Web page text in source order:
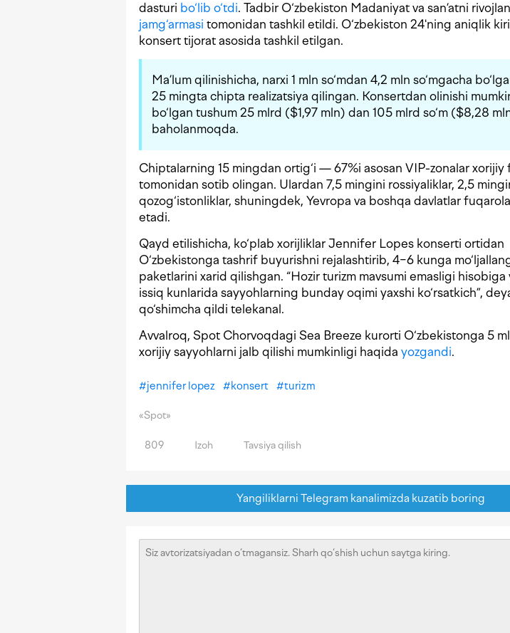
dasturi bo‘lib o‘tdi. Tadbir O‘zbekiston Madaniyat va san’atni
jamg‘armasi tomonidan tashkil etildi. O‘zbekiston 24'ning aniqlik
konsert tijorat asosida tashkil etilgan.
Ma’lum qilinishicha, narxi 1 mln so‘mdan 4,2 mln so‘mgacha
25 mingta chipta realizatsiya qilingan. Konsertdan olinishi
bo‘lgan tushum 25 mlrd ($1,97 mln) dan 105 mlrd so‘m ($8,28
baholanmoqda.
Chiptalarning 15 mingdan ortig‘i — 67%i asosan VIP-zonalar xorijiy
tomonidan sotib olingan. Ulardan 7,5 mingini rossiyaliklar, 2,5
qozog‘istonliklar, shuningdek, Yevropa va boshqa davlatlar
etadi.
Qayd etilishicha, ko‘plab xorijliklar Jennifer Lopes konserti ortidan
O‘zbekistonga tashrif buyurishni rejalashtirib, 4−6 kunga
paketlarini xarid qilishgan. “Hozir turizm mavsumi emasligi hisobiga
issiq kunlarida sayyohlarning bunday oqimi yaxshi ko‘rsatkich”,
qo‘shimcha qildi telekanal.
Avvalroq, Spot Chorvoqdagi Sea Breeze kurorti O‘zbekistonga 5
xorijiy sayyohlarni jalb qilishi mumkinligi haqida yozgandi.
#jennifer lopez #konsert #turizm
«Spot»
809 Izoh Tavsiya qilish
Yangiliklarni Telegram kanalimizda kuzatib boring